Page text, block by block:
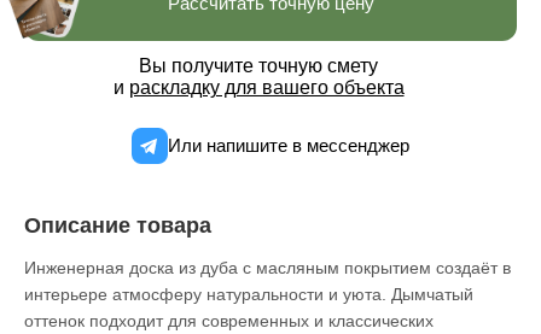
Вы получите точную смету
и раскладку для вашего объекта
Или напишите в мессенджер
Описание товара
Инженерная доска из дуба с масляным покрытием создаёт в
интерьере атмосферу натуральности и уюта. Дымчатый
оттенок подходит для современных и классических